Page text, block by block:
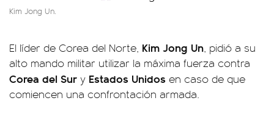
Kim Jong Un.
El líder de Corea del Norte, Kim Jong Un, pidió a su
alto mando militar utilizar la máxima fuerza contra
Corea del Sur y Estados Unidos en caso de que
comiencen una confrontación armada.